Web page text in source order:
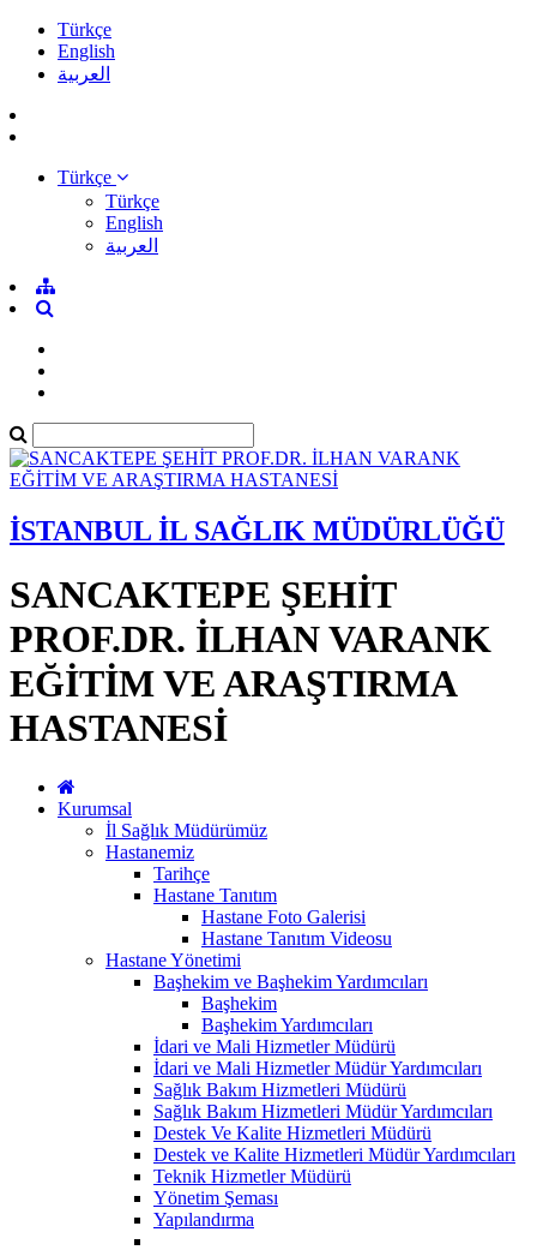
Türkçe
English
العربية
Türkçe
Türkçe
English
العربية
İSTANBUL İL SAĞLIK MÜDÜRLÜĞÜ
SANCAKTEPE ŞEHİT
PROF.DR. İLHAN VARANK
EĞİTİM VE ARAŞTIRMA
HASTANESİ
Kurumsal
İl Sağlık Müdürümüz
Hastanemiz
Tarihçe
Hastane Tanıtım
Hastane Foto Galerisi
Hastane Tanıtım Videosu
Hastane Yönetimi
Başhekim ve Başhekim Yardımcıları
Başhekim
Başhekim Yardımcıları
İdari ve Mali Hizmetler Müdürü
İdari ve Mali Hizmetler Müdür Yardımcıları
Sağlık Bakım Hizmetleri Müdürü
Sağlık Bakım Hizmetleri Müdür Yardımcıları
Destek Ve Kalite Hizmetleri Müdürü
Destek ve Kalite Hizmetleri Müdür Yardımcıları
Teknik Hizmetler Müdürü
Yönetim Şeması
Yapılandırma